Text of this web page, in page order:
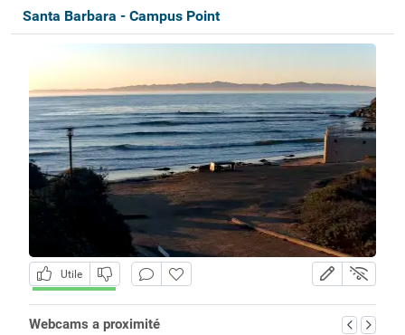
Santa Barbara - Campus Point
Utile
Webcams a proximité